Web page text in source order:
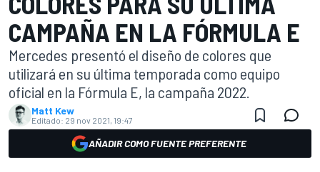
CAMPAÑA EN LA FÓRMULA E
Mercedes presentó el diseño de colores que
utilizará en su última temporada como equipo
oficial en la Fórmula E, la campaña 2022.
Matt Kew
Editado: 29 nov 2021, 19:47
AÑADIR COMO FUENTE PREFERENTE